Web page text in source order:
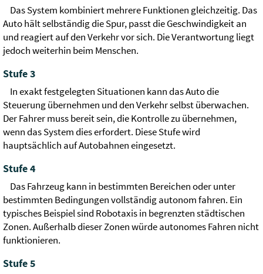
Das System kombiniert mehrere Funktionen gleichzeitig. Das
Auto hält selbständig die Spur, passt die Geschwindigkeit an
und reagiert auf den Verkehr vor sich. Die Verantwortung liegt
jedoch weiterhin beim Menschen.
Stufe 3
In exakt festgelegten Situationen kann das Auto die
Steuerung übernehmen und den Verkehr selbst überwachen.
Der Fahrer muss bereit sein, die Kontrolle zu übernehmen,
wenn das System dies erfordert. Diese Stufe wird
hauptsächlich auf Autobahnen eingesetzt.
Stufe 4
Das Fahrzeug kann in bestimmten Bereichen oder unter
bestimmten Bedingungen vollständig autonom fahren. Ein
typisches Beispiel sind Robotaxis in begrenzten städtischen
Zonen. Außerhalb dieser Zonen würde autonomes Fahren nicht
funktionieren.
Stufe 5